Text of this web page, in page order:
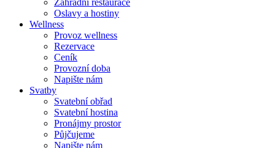
Zahradní restaurace
Oslavy a hostiny
Wellness
Provoz wellness
Rezervace
Ceník
Provozní doba
Napište nám
Svatby
Svatební obřad
Svatební hostina
Pronájmy prostor
Půjčujeme
Napište nám